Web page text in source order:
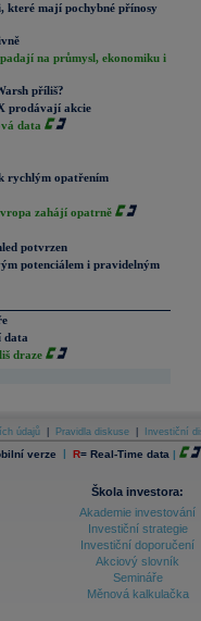
které mají pochybné přínosy
na průmysl, ekonomiku i
příliš?
prodávají akcie
data
rychlým opatřením
zahájí opatrně
potvrzen
potenciálem i pravidelným
data
draze
údajů Pravidla diskuse Investiční
verze | R= Real-Time data |
Škola investora:
Akademie investování
Investiční strategie
Investiční doporučení
Akciový slovník
Semináře
Měnová kalkulačka